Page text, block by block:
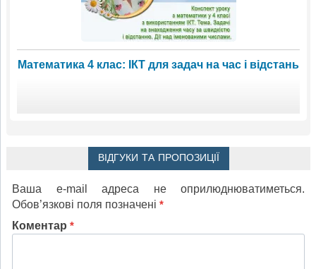
Математика 4 клас: ІКТ для задач на час і відстань
ВІДГУКИ ТА ПРОПОЗИЦІЇ
Ваша e-mail адреса не оприлюднюватиметься.
Обов’язкові поля позначені *
Коментар *